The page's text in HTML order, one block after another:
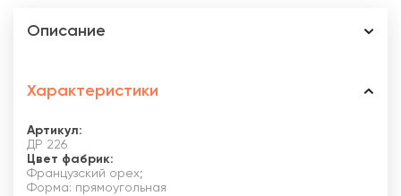
Описание
Характеристики
Артикул:
ДР 226
Цвет фабрик:
Французский орех;
Форма: прямоугольная